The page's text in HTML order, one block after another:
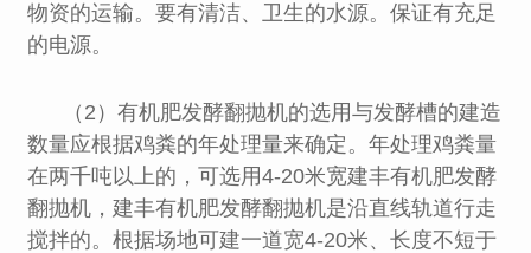
物资的运输。要有清洁、卫生的水源。保证有充足
的电源。
（2）有机肥发酵翻抛机的选用与发酵槽的建造
数量应根据鸡粪的年处理量来确定。年处理鸡粪量
在两千吨以上的，可选用4-20米宽建丰有机肥发酵
翻抛机，建丰有机肥发酵翻抛机是沿直线轨道行走
搅拌的。根据场地可建一道宽4-20米、长度不短于